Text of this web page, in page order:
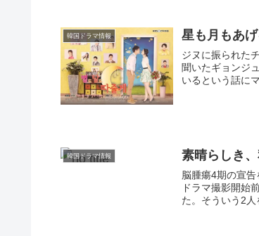
韓国ドラマ情報 星も月もあ
ジヌに振られた
聞いたギョンジ
いるという話に
韓国ドラマ情報 素晴らしき
脳腫瘍4期の宣
ドラマ撮影開始
た。そういう2人